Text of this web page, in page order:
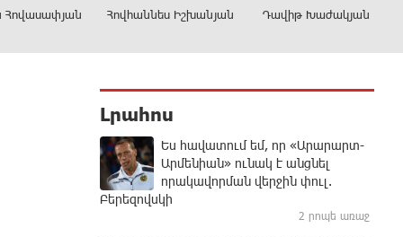
Հովասափյան Հովհաննես Իշխանյան Դավիթ Խաժակյան
Լրահոս
Ես հավատում եմ, որ «Արարարտ-
Արմենիան» ունակ է անցնել
որակավորման վերջին փուլ.
Բերեզովսկի
2 րոպե առաջ